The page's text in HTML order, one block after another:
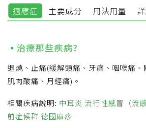
適應症 主要成分 用法用量
治療那些疾病?
退燒、止痛(緩解頭痛、牙痛、咽喉痛、
肌肉酸痛、月經痛)。
相關疾病說明: 中耳炎 流行性感冒（流感
前症候群 德國麻疹